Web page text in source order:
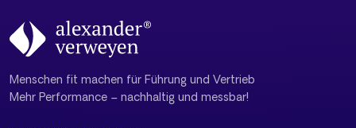
Menschen fit machen für Führung und Vertrieb
Mehr Performance – nachhaltig und messbar!